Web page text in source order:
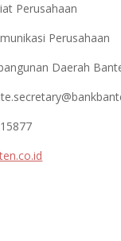
Perusahaan
Perusahaan
Daerah